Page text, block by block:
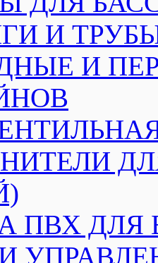
И
И
ПВХ ДЛЯ